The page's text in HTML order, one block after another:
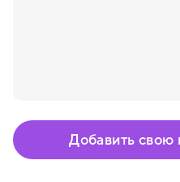
Добавить свою